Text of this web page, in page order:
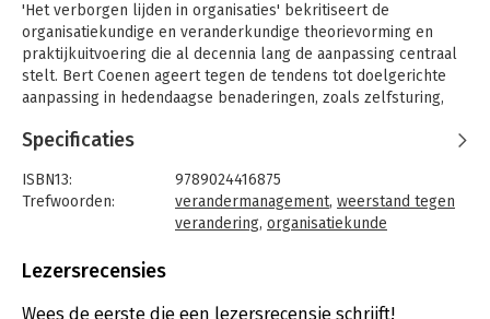
'Het verborgen lijden in organisaties' bekritiseert de
organisatiekundige en veranderkundige theorievorming en
praktijkuitvoering die al decennia lang de aanpassing centraal
stelt. Bert Coenen ageert tegen de tendens tot doelgerichte
aanpassing in hedendaagse benaderingen, zoals zelfsturing,
strengheid'). De schrijver vraagt aandacht voor de
fundamenteel onaangepast is. Er is een diepgaand, niet te
overbruggen verschil tussen mens en organisatie, met als
gevolg een onontkoombaar lijden.
'Het verborgen lijden in organisaties' bestaat uit vier delen. In
bedrijfskundige als mensgerichte (HRM)theorieën van de
Specificaties
ISBN13:
9789024416875
Trefwoorden:
verandermanagement, weerstand tegen
verandering, organisatiekunde
Bindwijze:
Uitgever:
Boom
Lezersrecensies
Wees de eerste die een lezersrecensie schrijft!